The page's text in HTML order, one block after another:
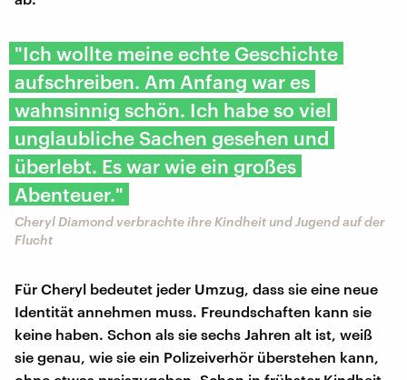
"Ich wollte meine echte Geschichte
aufschreiben. Am Anfang war es
wahnsinnig schön. Ich habe so viel
unglaubliche Sachen gesehen und
überlebt. Es war wie ein großes
Abenteuer."
Cheryl Diamond verbrachte ihre Kindheit und Jugend auf der
Flucht
Für Cheryl bedeutet jeder Umzug, dass sie eine neue
Identität annehmen muss. Freundschaften kann sie
keine haben. Schon als sie sechs Jahren alt ist, weiß
sie genau, wie sie ein Polizeiverhör überstehen kann,